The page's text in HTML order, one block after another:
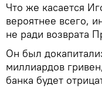
Что же касается
вероятнее всего,
не ради возврата
Он был
миллиардов
банка будет